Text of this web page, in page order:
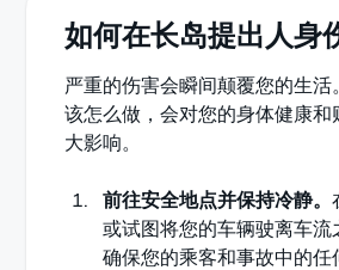
如何在长岛提出人身
严重的伤害会瞬间颠覆您的生活
该怎么做，会对您的身体健康和
大影响。
前往安全地点并保持冷静。
或试图将您的车辆驶离车流
确保您的乘客和事故中的任